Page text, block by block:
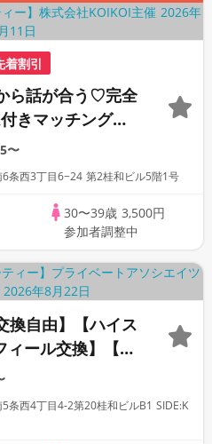
着割引
ら話が合う♡完全
きマッチングコ
〜
条西3丁目6−24 第2桂和ビル5階1号
30〜39歳 3,500円
参加者調整中
換自由】【ハイス
ィール交換】【カ
方も人見知りの
トアソシエイツ
条西4丁目4-2第20桂和ビルB1 SIDE:K